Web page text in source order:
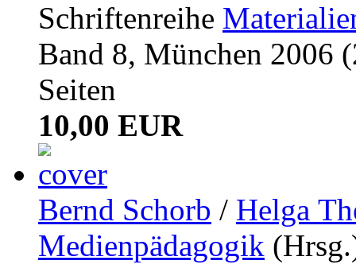
Schriftenreihe
Band 8, München 2006
Seiten
10,00 EUR
Bernd Schorb / Helga
Medienpädagogik